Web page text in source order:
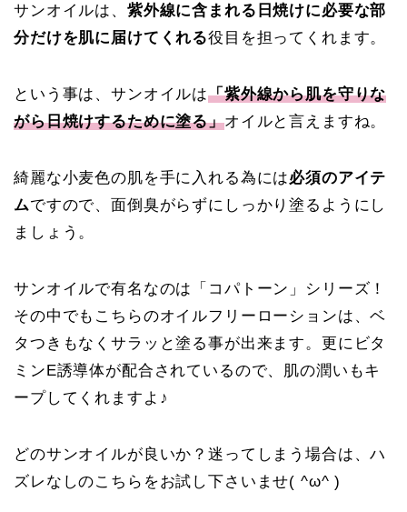
サンオイルは、 紫外線に含まれる日焼けに必要な部
分だけを肌に届けてくれる役目を担ってくれます。
という事は、サンオイルは「紫外線から肌を守りな
がら日焼けするために塗る」オイルと言えますね。
綺麗な小麦色の肌を手に入れる為には必須のアイテ
ムですので、面倒臭がらずにしっかり塗るようにし
ましょう。
サンオイルで有名なのは「コパトーン」シリーズ！
その中でもこちらのオイルフリーローションは、ベ
タつきもなくサラッと塗る事が出来ます。更にビタ
ミンE誘導体が配合されているので、肌の潤いもキ
ープしてくれますよ♪
どのサンオイルが良いか？迷ってしまう場合は、ハ
ズレなしのこちらをお試し下さいませ( ^ω^ )